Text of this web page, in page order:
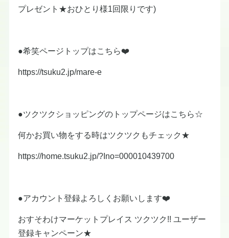
プレゼント★おひとり様1回限りです)
●希笑ページトップはこちら❤️
https://tsuku2.jp/mare-e
●ツクツクショッピングのトップページはこちら☆
何かお買い物をする時はツクツクもチェック★
https://home.tsuku2.jp/?Ino=000010439700
●アカウント登録よろしくお願いします❤️
おすそわけマーケットプレイス ツクツク!! ユーザー
登録キャンペーン★